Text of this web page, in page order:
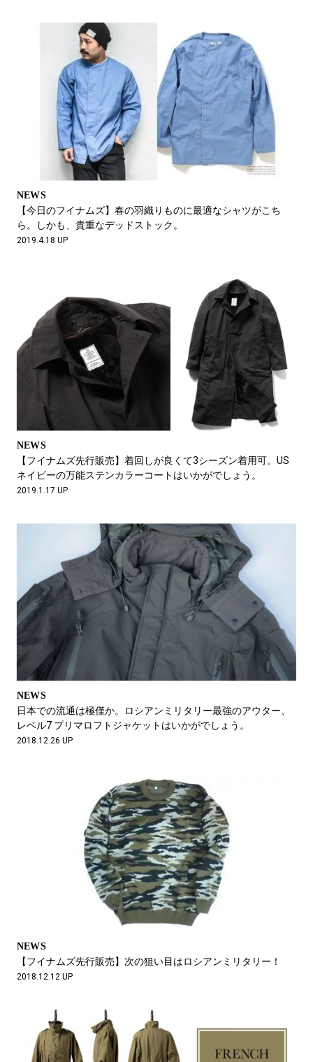
NEWS
【今日のフイナムズ】春の羽織りものに最適なシャツがこち
ら。しかも、貴重なデッドストック。
2019.4.18 UP
NEWS
【フイナムズ先行販売】着回しが良くて3シーズン着用可。US
ネイビーの万能ステンカラーコートはいかがでしょう。
2019.1.17 UP
NEWS
日本での流通は極僅か。ロシアンミリタリー最強のアウター、
レベル7 プリマロフトジャケットはいかがでしょう。
2018.12.26 UP
NEWS
【フイナムズ先行販売】次の狙い目はロシアンミリタリー！
2018.12.12 UP